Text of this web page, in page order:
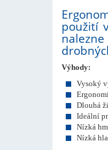
použití
Výhody:
Vysoký
Dlouhá
Ideální
Nízká
Nízká